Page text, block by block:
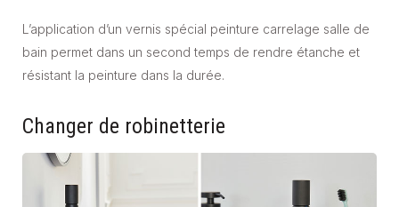
L’application d’un vernis spécial peinture carrelage salle de
bain permet dans un second temps de rendre étanche et
résistant la peinture dans la durée.
Changer de robinetterie